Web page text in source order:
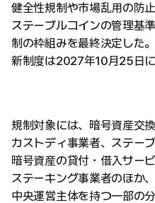
健全性規制や市場乱用の防止
ステーブルコインの管理基
制の枠組みを最終決定した。
新制度は2027年10月25日に
規制対象には、暗号資産交
カストディ事業者、ステー
暗号資産の貸付・借入サービ
ステーキング事業者のほか、
中央運営主体を持つ一部の